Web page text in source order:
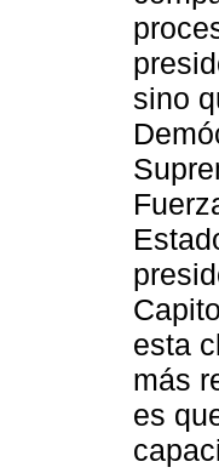
sino
esta
más
es